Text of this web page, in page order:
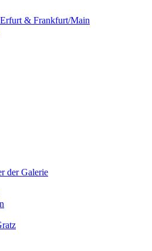
Erfurt & Frankfurt/Main
der Galerie